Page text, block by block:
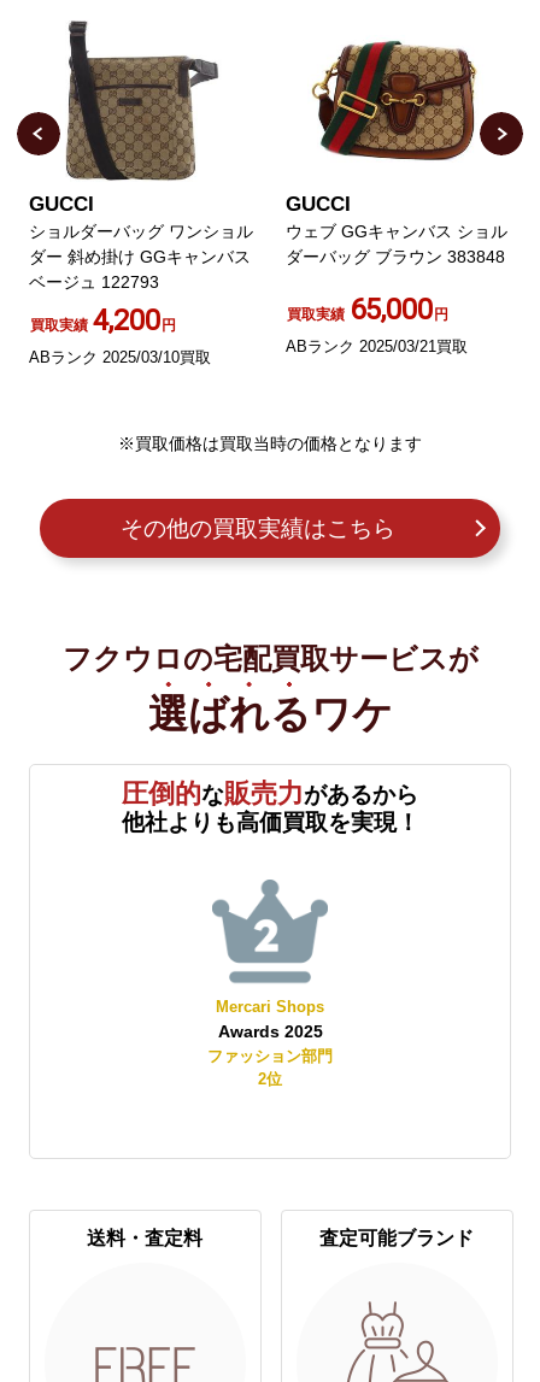
GUCCI
ショルダーバッグ ワンショル
ダー 斜め掛け GGキャンバス
ベージュ 122793
買取実績 4,200円
ABランク 2025/03/10買取
GUCCI
ウェブ GGキャンバス ショル
ダーバッグ ブラウン 383848
買取実績 65,000円
ABランク 2025/03/21買取
※買取価格は買取当時の価格となります
その他の買取実績はこちら
フクウロの宅配買取サービスが
選ばれる ワケ
圧倒的な販売力があるから
他社よりも高価買取を実現！
Mercari Shops
Awards 2025
ファッション部門
2位
送料・査定料 査定可能ブランド